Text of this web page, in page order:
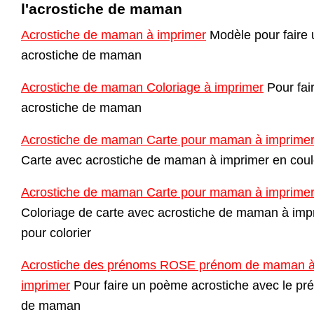
l'acrostiche de maman
Acrostiche de maman à imprimer Modèle pour faire
acrostiche de maman
Acrostiche de maman Coloriage à imprimer Pour
acrostiche de maman
Acrostiche de maman Carte pour maman à imprimer
Carte avec acrostiche de maman à imprimer en
Acrostiche de maman Carte pour maman à imprimer
Coloriage de carte avec acrostiche de maman à
pour colorier
Acrostiche des prénoms ROSE prénom de maman
imprimer Pour faire un poème acrostiche avec le
de maman